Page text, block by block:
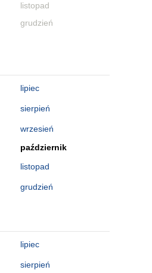
listopad
grudzień
lipiec
sierpień
wrzesień
październik
listopad
grudzień
lipiec
sierpień